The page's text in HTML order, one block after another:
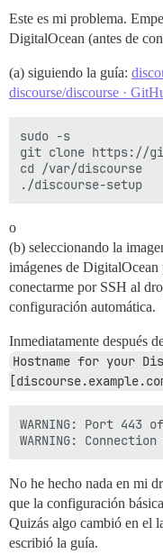
Este es mi problema.
DigitalOcean (antes de
(a) siguiendo la guía:
discourse/discourse ·
sudo -s
git clone https://
cd /var/discourse
o
(b) seleccionando la
imágenes de
conectarme por SSH al
configuración automática.
Inmediatamente después
Hostname for your
WARNING: Port 443
No he hecho nada en mi
que la configuración
Quizás algo cambió en el
escribió la guía.